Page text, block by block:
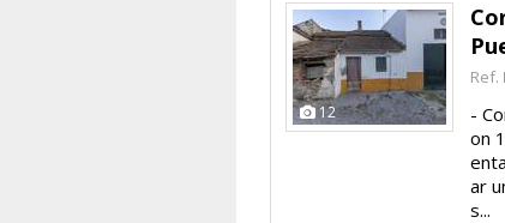
12
Ref.
-
on
ar
s...